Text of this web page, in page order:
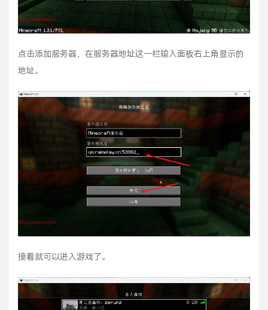
点击添加服务器，在服务器地址这一栏输入面板右上角显示的
地址。
接着就可以进入游戏了。